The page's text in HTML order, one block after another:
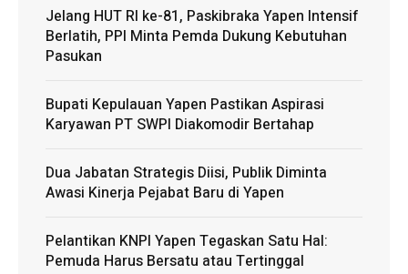
Jelang HUT RI ke-81, Paskibraka Yapen Intensif
Berlatih, PPI Minta Pemda Dukung Kebutuhan
Pasukan
Bupati Kepulauan Yapen Pastikan Aspirasi
Karyawan PT SWPI Diakomodir Bertahap
Dua Jabatan Strategis Diisi, Publik Diminta
Awasi Kinerja Pejabat Baru di Yapen
Pelantikan KNPI Yapen Tegaskan Satu Hal:
Pemuda Harus Bersatu atau Tertinggal